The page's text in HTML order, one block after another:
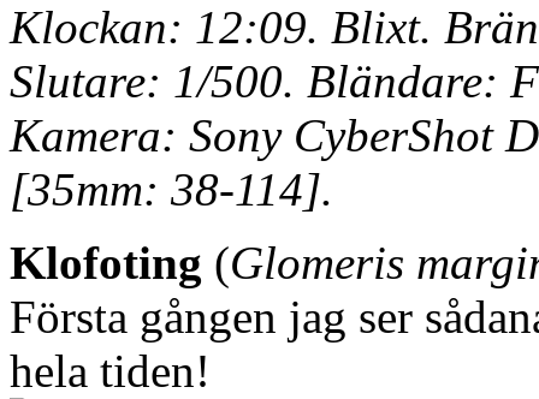
Klockan: 12:09. Blixt.
Slutare: 1/500. Bländare:
Kamera: Sony CyberShot
[35mm: 38-114].
Klofoting (Glomeris
Första gången jag ser
hela tiden!